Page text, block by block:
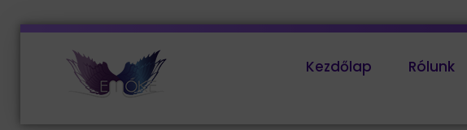
Kezdőlap Rólunk